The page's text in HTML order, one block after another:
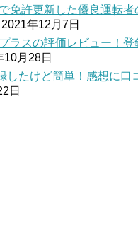
免許更新した優良運転
2021年12月7日
ラスの評価レビュー！登
10月28日
したけど簡単！感想に口
日